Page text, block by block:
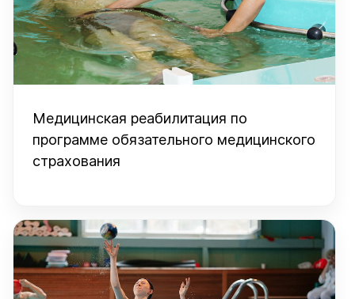
Медицинская реабилитация по
программе обязательного медицинского
страхования